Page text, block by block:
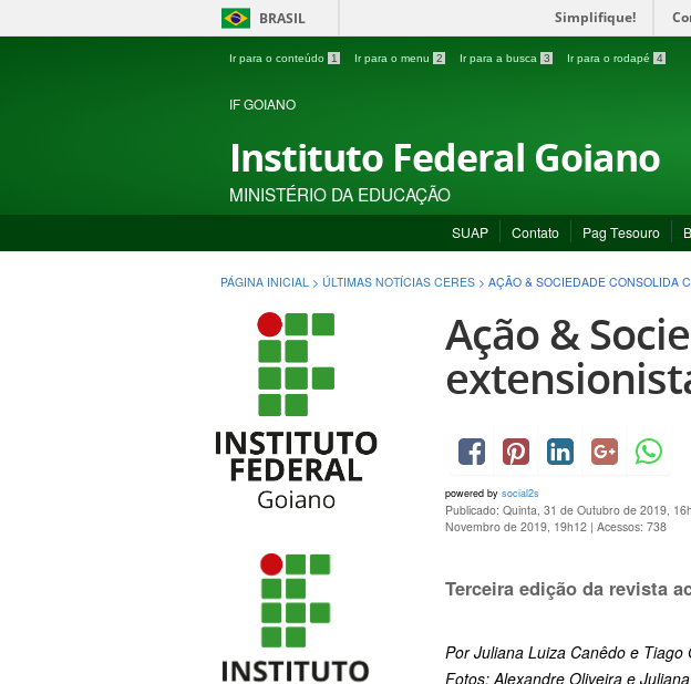
BRASIL Simplifique!
Ir para o conteúdo 1 Ir para o menu 2 Ir para a busca 3 Ir para o rodapé 4
IF GOIANO
Instituto Federal Goiano
MINISTÉRIO DA EDUCAÇÃO
SUAP Contato Pag Tesouro
PÁGINA INICIAL > ÚLTIMAS NOTÍCIAS CERES > AÇÃO & SOCIEDADE CONSOLIDA
Ação &
powered by social2s
Publicado: Quinta, 31 de Outubro de 2019,
Novembro de 2019, 19h12 | Acessos: 738
Terceira edição da revista
Por Juliana Luiza Canêdo e Tiago
Fotos: Alexandre Oliveira e